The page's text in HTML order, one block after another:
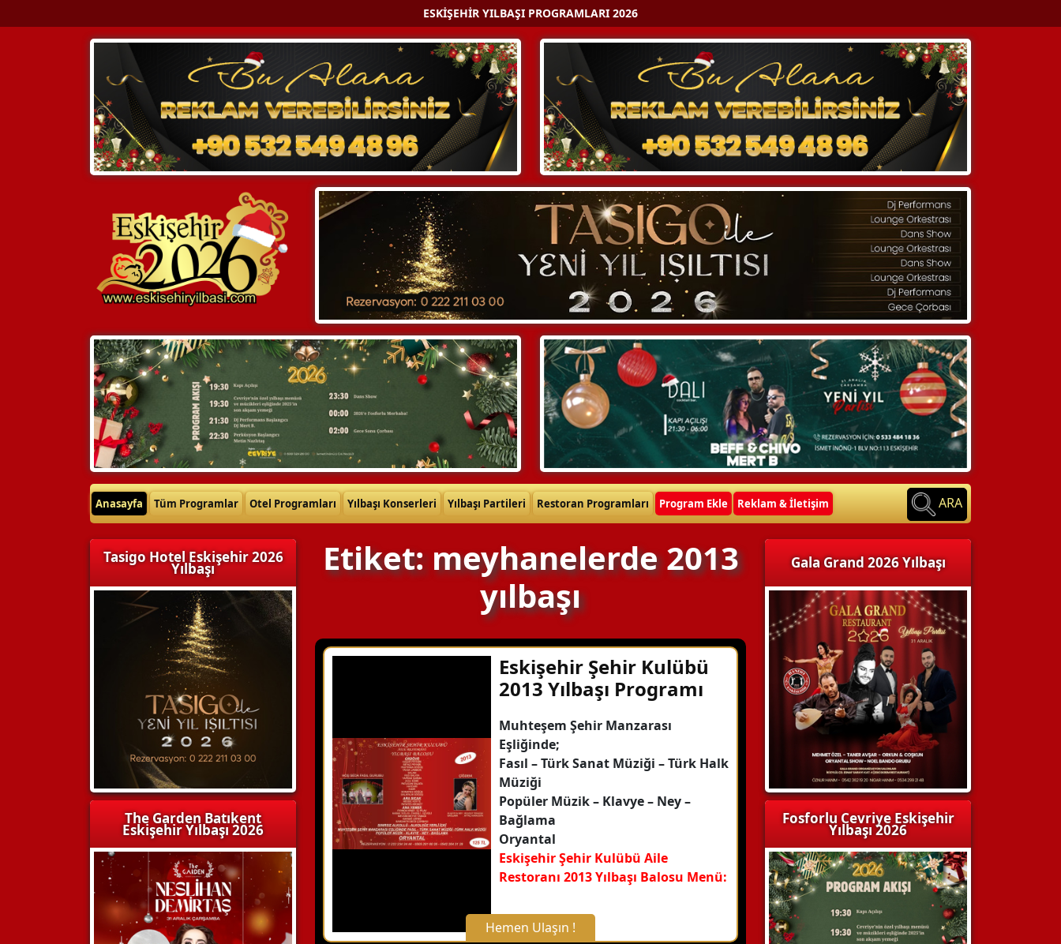
ESKIŞEHIR YILBAŞI PROGRAMLARI 2026
Anasayfa Tüm Programlar Otel Programları Yılbaşı Konserleri Yılbaşı Partileri Restoran Programları Program Ekle Reklam & İletişim ARA
Tasigo Hotel Eskişehir 2026
Yılbaşı
The Garden Batıkent
Eskişehir Yılbaşı 2026
Etiket: meyhanelerde 2013
yılbaşı
Eskişehir Şehir Kulübü
2013 Yılbaşı Programı
Muhteşem Şehir Manzarası
Eşliğinde;
Fasıl – Türk Sanat Müziği – Türk Halk
Müziği
Popüler Müzik – Klavye – Ney –
Bağlama
Oryantal
Eskişehir Şehir Kulübü Aile
Restoranı 2013 Yılbaşı Balosu Menü:
Hemen Ulaşın !
Gala Grand 2026 Yılbaşı
Fosforlu Cevriye Eskişehir
Yılbaşı 2026